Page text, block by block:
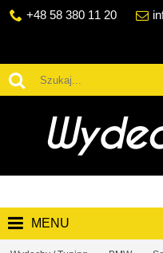
+48 58 380 11 20
MENU